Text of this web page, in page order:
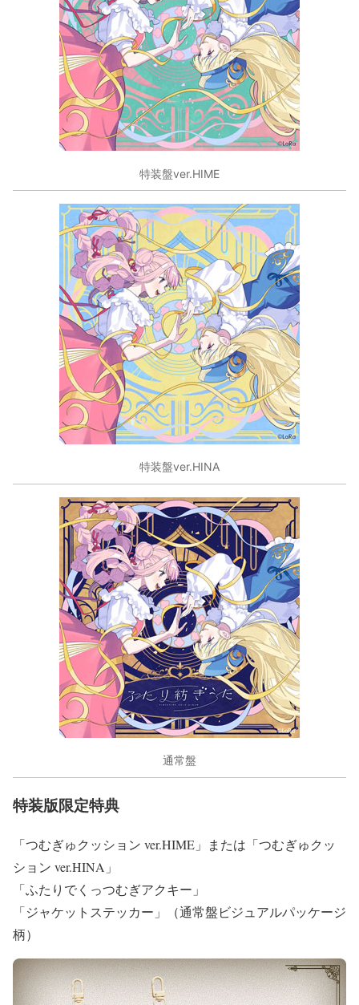
特装盤ver.HIME
特装盤ver.HINA
通常盤
特装版限定特典
「つむぎゅクッション ver.HIME」または「つむぎゅクッ
ション ver.HINA」
「ふたりでくっつむぎアクキー」
「ジャケットステッカー」（通常盤ビジュアルパッケージ
柄）